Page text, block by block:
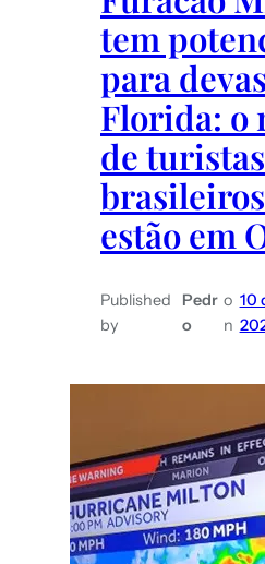
tem
para
Florida: o
de turistas
estão em
Published
by
Pedr
o
o
n
10